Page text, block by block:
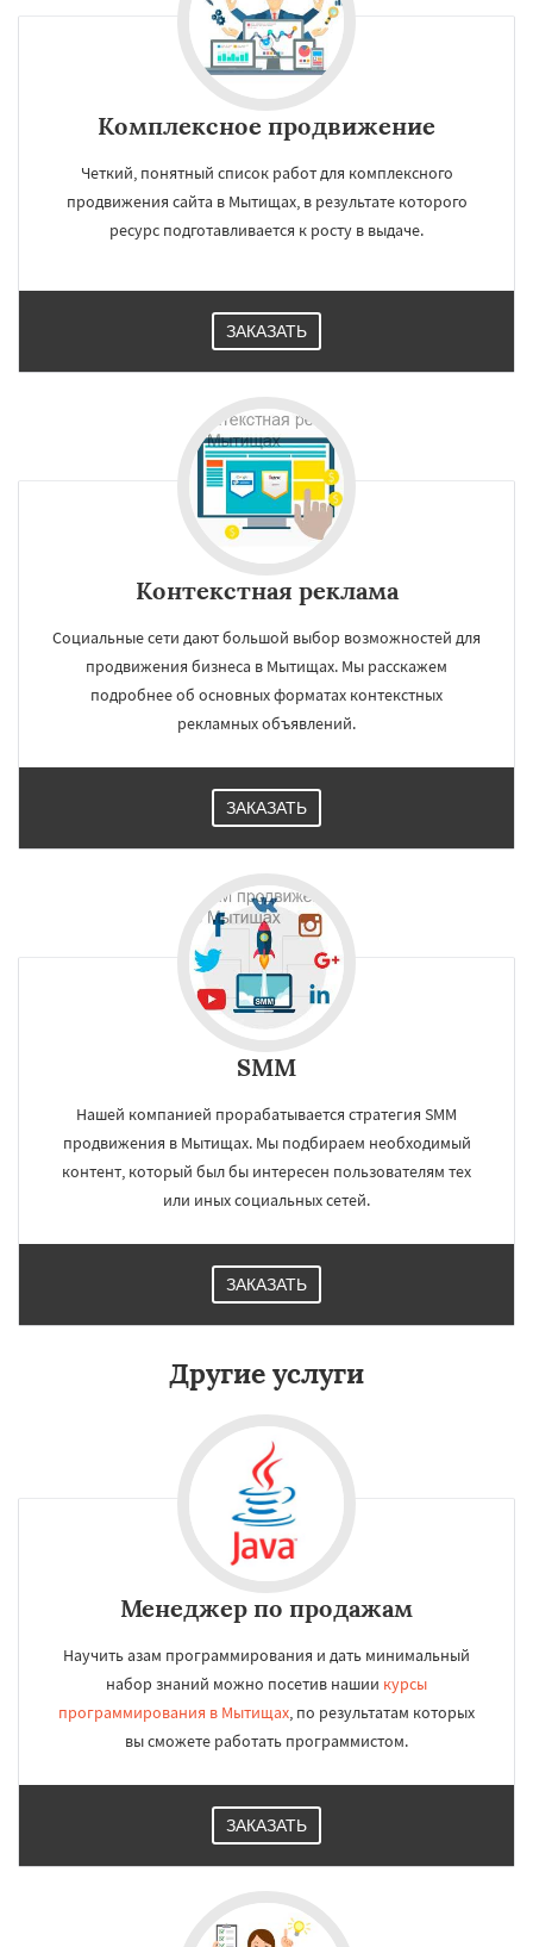
Комсомольск-на-Амуре
Нальчик Шахты
Благовещенск
Великий Новгород
Ангарск Псков
Прокопьевск Абакан
Комплексное продвижение
Четкий, понятный список работ для комплексного
продвижения сайта в Мытищах, в результате которого
ресурс подготавливается к росту в выдаче.
ЗАКАЗАТЬ
Контекстная реклама
Социальные сети дают большой выбор возможностей для
продвижения бизнеса в Мытищах. Мы расскажем
подробнее об основных форматах контекстных
рекламных объявлений.
ЗАКАЗАТЬ
SMM
Нашей компанией прорабатывается стратегия SMM
продвижения в Мытищах. Мы подбираем необходимый
контент, который был бы интересен пользователям тех
или иных социальных сетей.
ЗАКАЗАТЬ
Другие услуги
Менеджер по продажам
Научить азам программирования и дать минимальный
набор знаний можно посетив нашии курсы
программирования в Мытищах, по результатам которых
вы сможете работать программистом.
ЗАКАЗАТЬ